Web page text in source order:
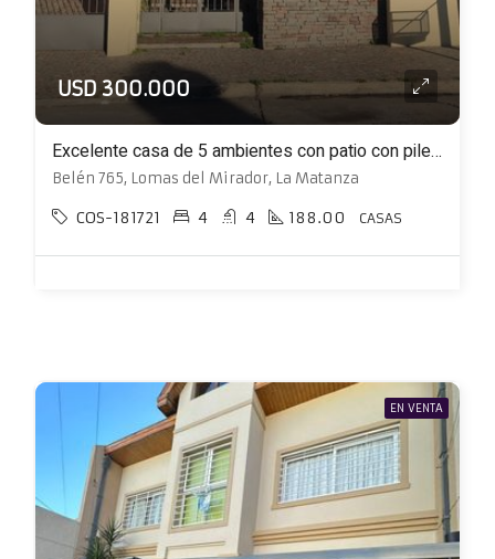
USD 300.000
Excelente casa de 5 ambientes con patio con pileta, cochera y quincho
Belén 765, Lomas del Mirador, La Matanza
COS-181721 4 4 188.00 CASAS
EN VENTA